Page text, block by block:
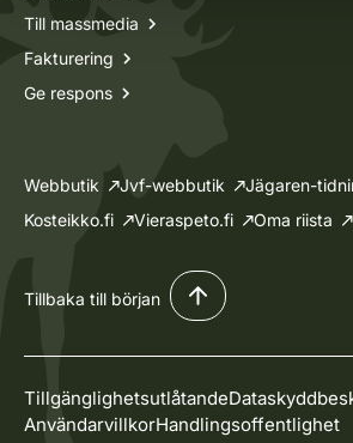
Till massmedia
Fakturering
Ge respons
Webbutik Jvf-webbutik
Jägaren-
Kosteikko.fi
Vieraspeto.fi Oma riista
Tillbaka till början
Tillgänglighetsutlåtande
AnvändarvillkorHandlingsoffentlighet